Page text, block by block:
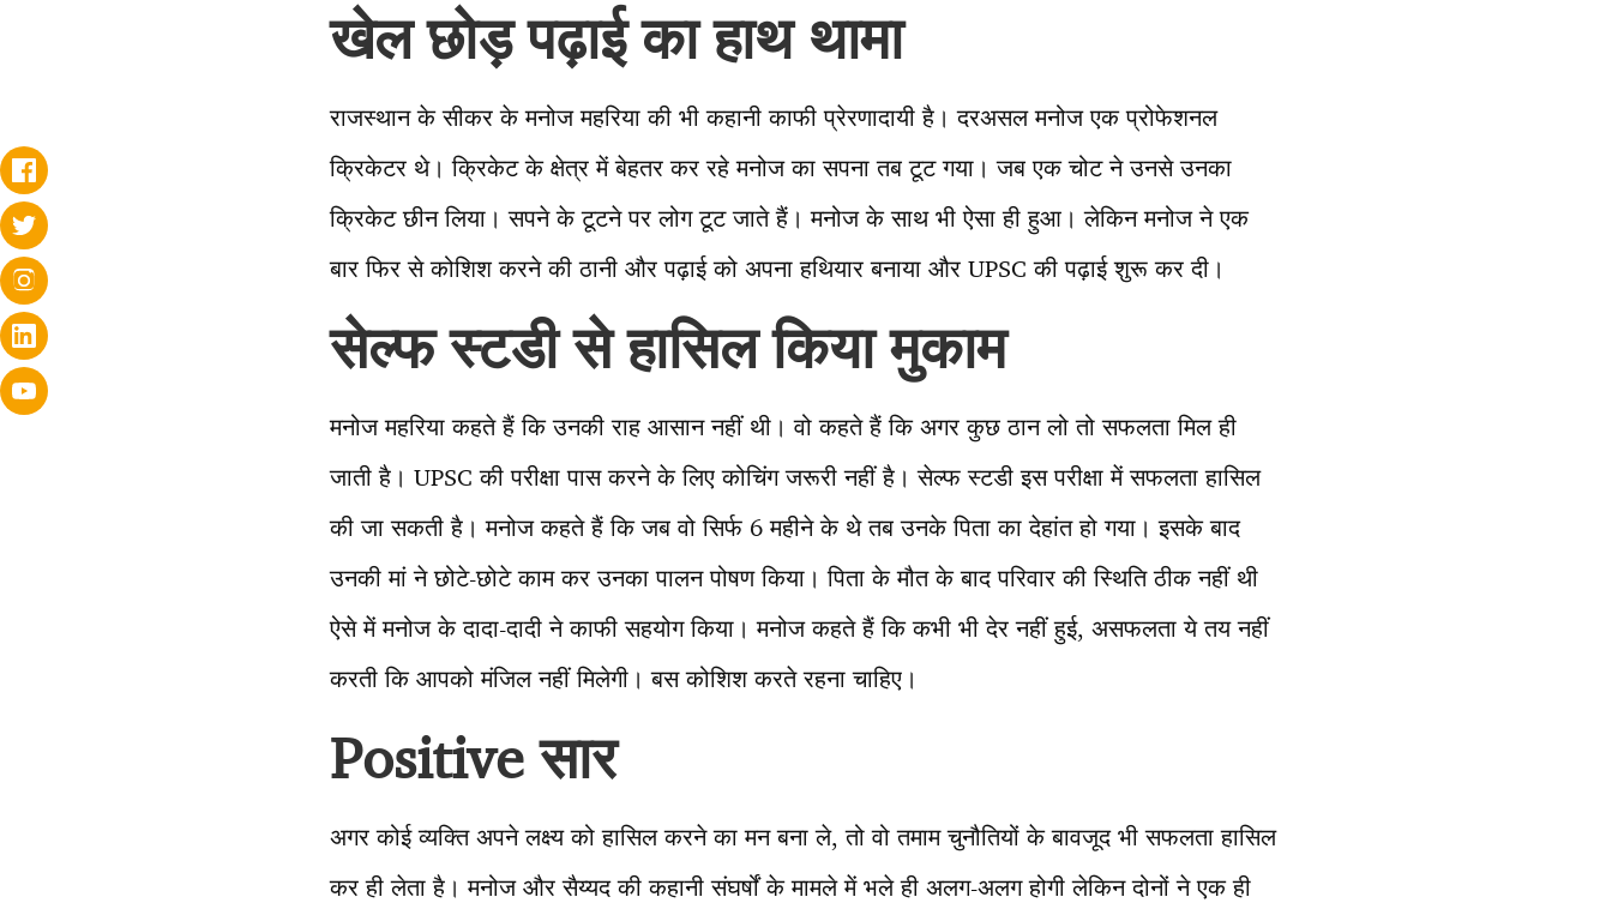
खेल छोड़ पढ़ाई का हाथ थामा
राजस्थान के सीकर के मनोज महरिया की भी कहानी काफी प्रेरणादायी है। दरअसल मनोज एक प्रोफेशनल
क्रिकेटर थे। क्रिकेट के क्षेत्र में बेहतर कर रहे मनोज का सपना तब टूट गया। जब एक चोट ने उनसे उनका
क्रिकेट छीन लिया। सपने के टूटने पर लोग टूट जाते हैं। मनोज के साथ भी ऐसा ही हुआ। लेकिन मनोज ने एक
बार फिर से कोशिश करने की ठानी और पढ़ाई को अपना हथियार बनाया और UPSC की पढ़ाई शुरू कर दी।
सेल्फ स्टडी से हासिल किया मुकाम
मनोज महरिया कहते हैं कि उनकी राह आसान नहीं थी। वो कहते हैं कि अगर कुछ ठान लो तो सफलता मिल ही
जाती है। UPSC की परीक्षा पास करने के लिए कोचिंग जरूरी नहीं है। सेल्फ स्टडी इस परीक्षा में सफलता हासिल
की जा सकती है। मनोज कहते हैं कि जब वो सिर्फ 6 महीने के थे तब उनके पिता का देहांत हो गया। इसके बाद
उनकी मां ने छोटे-छोटे काम कर उनका पालन पोषण किया। पिता के मौत के बाद परिवार की स्थिति ठीक नहीं थी
ऐसे में मनोज के दादा-दादी ने काफी सहयोग किया। मनोज कहते हैं कि कभी भी देर नहीं हुई, असफलता ये तय नहीं
करती कि आपको मंजिल नहीं मिलेगी। बस कोशिश करते रहना चाहिए।
Positive सार
अगर कोई व्यक्ति अपने लक्ष्य को हासिल करने का मन बना ले, तो वो तमाम चुनौतियों के बावजूद भी सफलता हासिल
कर ही लेता है। मनोज और सैय्यद की कहानी संघर्षों के मामले में भले ही अलग-अलग होगी लेकिन दोनों ने एक ही